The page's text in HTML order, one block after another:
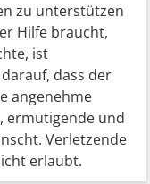
zu unterstützen
Hilfe braucht,
ist
dass der
angenehme
ermutigende und
Verletzende
erlaubt.